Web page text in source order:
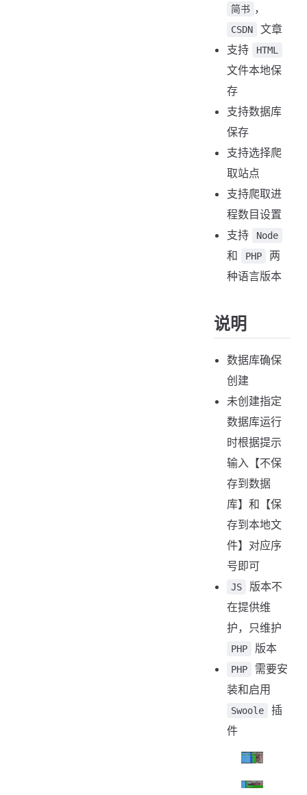
简书 ，
CSDN
文章
支持
HTML
文件本地保
存
支持数据库
保存
支持选择爬
取站点
支持爬取进
程数目设置
支持
Node
和 PHP
两
种语言版本
说明
数据库确保
创建
未创建指定
数据库运行
时根据提示
输入【不保
存到数据
库】和【保
存到本地文
件】对应序
号即可
JS
版本不
在提供维
护，只维护
PHP 版本
PHP
需要安
装和启用
Swoole
插
件